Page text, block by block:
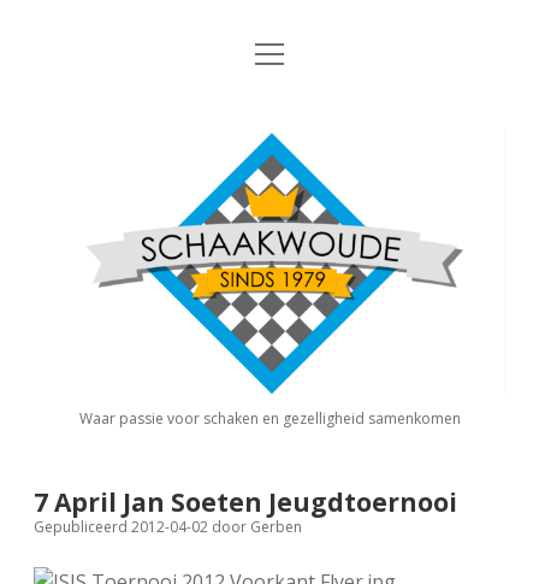
Nieuws
Algemene Informatie
Privacy Statement
Interne Competitie
dropdown
menu
Competitiereglement
Externe Competitie open
KNSB: Schaakwoude I
KNSB: Schaakwoude II
FSB: Schaakwoude I
FSB: Schaakwoude II
Jeugdschaken
Eregalerij
Agenda
Koppelingen
open
Schaakvereniging
Schaakwoude
Waar passie voor schaken en gezelligheid samenkomen
7 April Jan Soeten Jeugdtoernooi
Gepubliceerd 2012-04-02 door Gerben